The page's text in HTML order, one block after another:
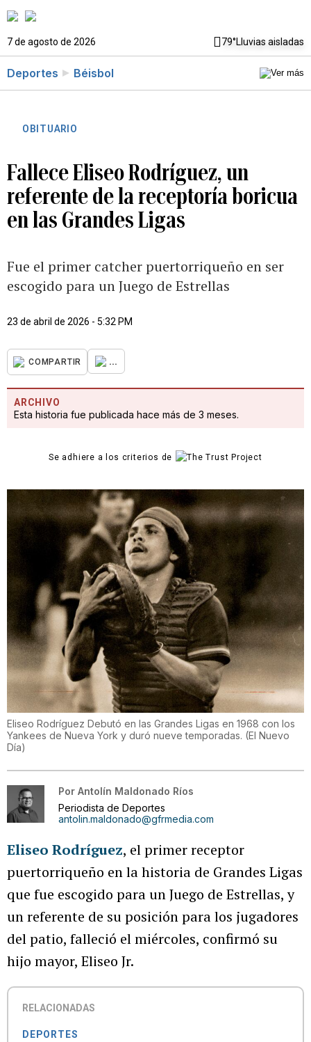
7 de agosto de 2026 79°Lluvias aisladas
Deportes Béisbol
OBITUARIO
Fallece Eliseo Rodríguez, un
referente de la receptoría boricua
en las Grandes Ligas
Fue el primer catcher puertorriqueño en ser
escogido para un Juego de Estrellas
23 de abril de 2026 - 5:32 PM
COMPARTIR ...
ARCHIVO
Esta historia fue publicada hace más de 3 meses.
Se adhiere a los criterios de
Eliseo Rodríguez Debutó en las Grandes Ligas en 1968 con los
Yankees de Nueva York y duró nueve temporadas. (El Nuevo
Día)
Por Antolín Maldonado Ríos
Periodista de Deportes
antolin.maldonado@gfrmedia.com
Eliseo Rodríguez, el primer receptor
puertorriqueño en la historia de Grandes Ligas
que fue escogido para un Juego de Estrellas, y
un referente de su posición para los jugadores
del patio, falleció el miércoles, confirmó su
hijo mayor, Eliseo Jr.
RELACIONADAS
DEPORTES